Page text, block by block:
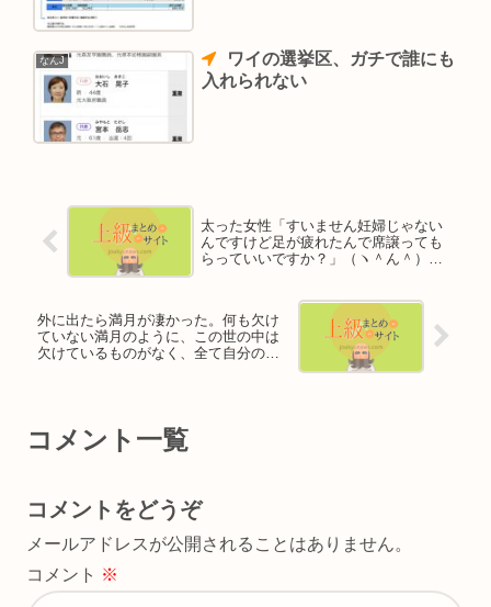
なんJ
入れられない
太った女性「すいません妊婦じゃない
んですけど足が疲れたんで席譲っても
らっていいですか？」（ヽ＾ん＾）
外に出たら満月が凄かった。何も欠け
ていない満月のように、この世の中は
欠けているものがなく、全て自分のも
コメント一覧
コメントをどうぞ
メールアドレスが公開されることはありません。
コメント ※